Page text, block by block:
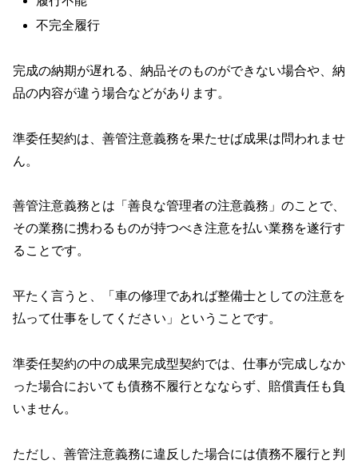
不完全履行
完成の納期が遅れる、納品そのものができない場合や、納
品の内容が違う場合などがあります。
準委任契約は、善管注意義務を果たせば成果は問われませ
ん。
善管注意義務とは「善良な管理者の注意義務」のことで、
その業務に携わるものが持つべき注意を払い業務を遂行す
ることです。
平たく言うと、「車の修理であれば整備士としての注意を
払って仕事をしてください」ということです。
準委任契約の中の成果完成型契約では、仕事が完成しなか
った場合においても債務不履行となならず、賠償責任も負
いません。
ただし、善管注意義務に違反した場合には債務不履行と判